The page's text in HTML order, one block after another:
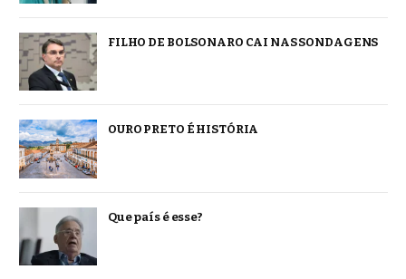
FILHO DE BOLSONARO CAI NAS SONDAGENS
OURO PRETO É HISTÓRIA
Que país é esse?